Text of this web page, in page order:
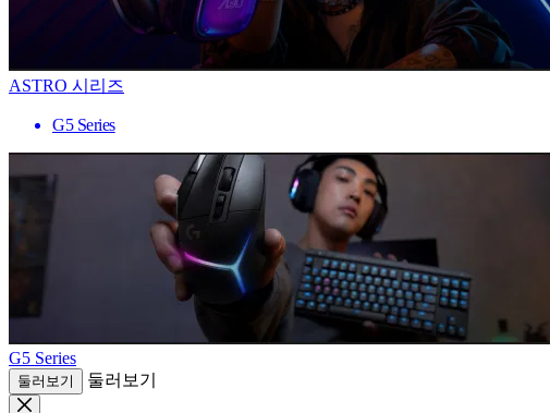
ASTRO 시리즈
G5 Series
G5 Series
둘러보기 둘러보기